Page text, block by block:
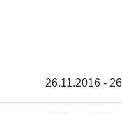
26.11.2016 -